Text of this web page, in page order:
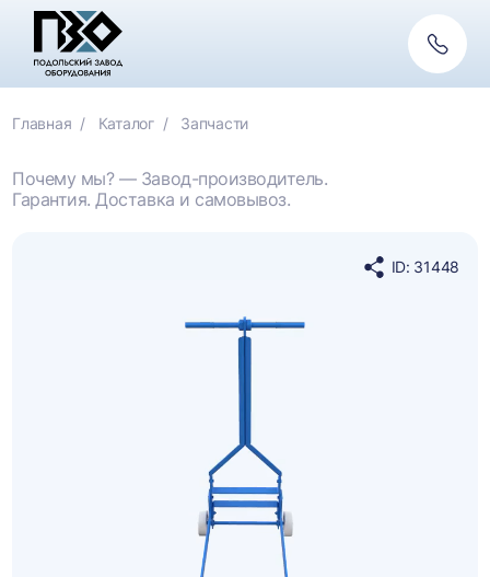
связь
Главная Каталог Запчасти
Почему мы? — Завод-производитель.
Гарантия. Доставка и самовывоз.
ID: 31448